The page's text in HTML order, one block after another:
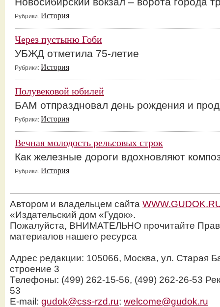
Рубрики: История
Через пустыню Гоби
УБЖД отметила 75-летие
Рубрики: История
Полувековой юбилей
БАМ отпраздновал день рождения и
Рубрики: История
Вечная молодость рельсовых строк
Как железные дороги вдохновляют
Рубрики: История
Автором и владельцем сайта
«Издательский дом «Гудок».
Пожалуйста, ВНИМАТЕЛЬНО прочитайте
материалов нашего ресурса
Адрес редакции: 105066, Москва, ул. Старая
строение 3
Телефоны: (499) 262-15-56, (499) 262-26-53
53
E-mail: gudok@css-rzd.ru; welcome@gudok.ru